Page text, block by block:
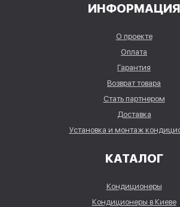
ИНФОРМАЦИЯ
О проекте
Оплата
Гарантия
Возврат товара
Стать партнером
Доставка
Установка и монтаж
КАТАЛОГ
Кондиционеры
Кондиционеры в Киеве